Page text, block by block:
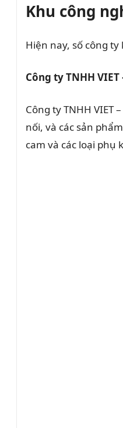
Khu công
Hiện nay, số công
Công ty TNHH VIET
Công ty TNHH
nối, và các sản
cam và các loại